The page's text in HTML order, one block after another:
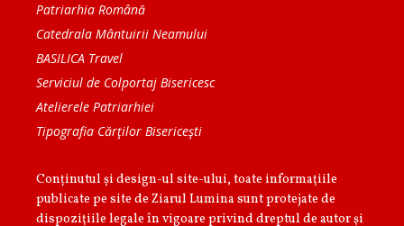
Patriarhia Română
Catedrala Mântuirii Neamului
BASILICA Travel
Serviciul de Colportaj Bisericesc
Atelierele Patriarhiei
Tipografia Cărţilor Bisericeşti
Conținutul și design-ul site-ului, toate informaţiile
publicate pe site de Ziarul Lumina sunt protejate de
dispoziţiile legale în vigoare privind dreptul de autor şi